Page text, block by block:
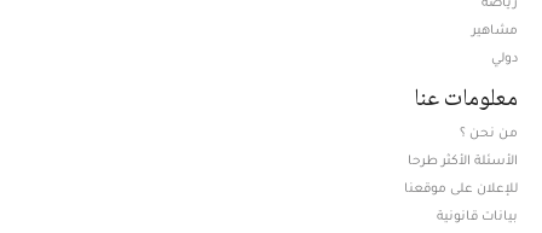
مشاهير
دولي
معلومات عنا
من نحن ؟
الأسئلة الأكثر طرحا
للإعلان على موقعنا
بيانات قانونية